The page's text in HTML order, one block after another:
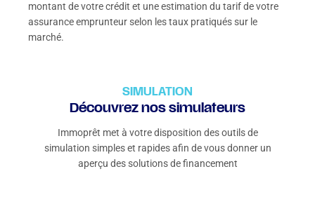
montant de votre crédit et une estimation du tarif de votre
assurance emprunteur selon les taux pratiqués sur le
marché.
SIMULATION
Découvrez nos simulateurs
Immoprêt met à votre disposition des outils de
simulation simples et rapides afin de vous donner un
aperçu des solutions de financement